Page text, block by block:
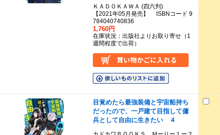
ＫＡＤＯＫＡＷＡ (四六判)
【2021年05月発売】 ISBNコード 9
784040740836
1,760円
在庫状況：出版社よりお取り寄せ（1
週間程度で出荷）
目覚めたら最強装備と宇宙船持ち
だったので、一戸建て目指して傭
兵として自由に生きたい ４